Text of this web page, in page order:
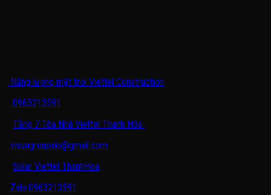
Năng lượng mặt trời Viettel Construction
0963213591
Tầng 7 Tòa Nhà Viettel Thanh Hóa
visungroupaio@gmail.com
Solar Viettel ThanhHoa
Zalo:0963213591